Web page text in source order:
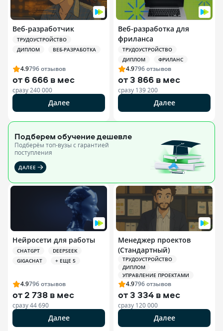
Веб-разработчик
ТРУДОУСТРОЙСТВО
ДИПЛОМ
ВЕБ-РАЗРАБОТКА
4.9796отзывов
от 6 666 в мес
сразу 240 000
Далее
Веб-разработка для
фриланса
ТРУДОУСТРОЙСТВО
ДИПЛОМ
ФРИЛАНС
4.9796отзывов
от3 866 в мес
сразу 139 200
Далее
Подберем обучениедешевле
Подберём топ-вузы c гарантией
поступления
ДАЛЕЕ
Нейросети для работы
CHATGPT
DEEPSEEK
GIGACHAT
+ ЕЩЕ 5
4.9796отзывов
от2 738 в мес
сразу44 690
Далее
Менеджер проектов
(Стандартный)
ТРУДОУСТРОЙСТВО
ДИПЛОМ
УПРАВЛЕНИЕ ПРОЕКТАМИ
4.9796отзывов
от3 334 в мес
сразу 120 000
Далее